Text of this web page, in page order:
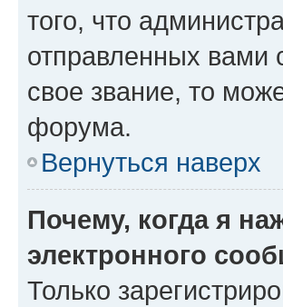
того, что
отправленных вами
свое звание, то
форума.
Вернуться наверх
Почему, когда я
электронного
Только